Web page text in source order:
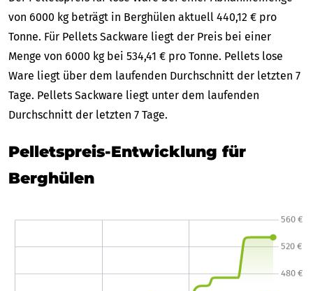
von 6000 kg beträgt in Berghülen aktuell 440,12 € pro
Tonne. Für Pellets Sackware liegt der Preis bei einer
Menge von 6000 kg bei 534,41 € pro Tonne. Pellets lose
Ware liegt über dem laufenden Durchschnitt der letzten 7
Tage. Pellets Sackware liegt unter dem laufenden
Durchschnitt der letzten 7 Tage.
Pelletspreis-Entwicklung für
Berghülen